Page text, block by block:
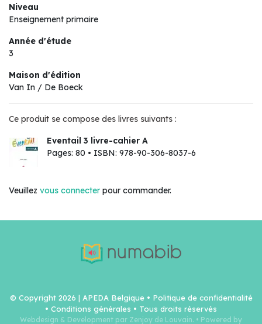
Niveau
Enseignement primaire
Année d'étude
3
Maison d'édition
Van In / De Boeck
Ce produit se compose des livres suivants :
Eventail 3 livre-cahier A
Pages: 80 • ISBN: 978-90-306-8037-6
Veuillez vous connecter pour commander.
© Copyright 2026 | APEDA Belgique • Politique de confidentialité
• Conditions générales • Tous droits réservés
Webdesign & Development par Zenjoy de Louvain. • Powered by